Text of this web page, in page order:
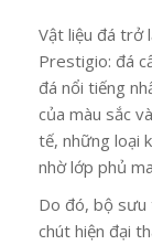
Vật liệu đá trở
Prestigio: đá
đá nổi tiếng
của màu sắc
tế, những loại
nhờ lớp phủ
Do đó, bộ sưu
chút hiện đại